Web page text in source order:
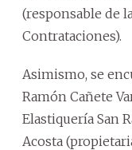
(responsable de
Contrataciones).
Asimismo, se
Ramón Cañete
Elastiquería San
Acosta